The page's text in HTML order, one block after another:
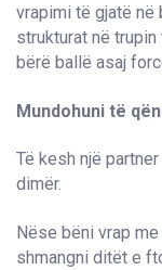
vrapimi të gjatë në
strukturat në
bërë ballë asaj
Mundohuni të
Të kesh një
dimër.
Nëse bëni vrap
shmangni ditët e